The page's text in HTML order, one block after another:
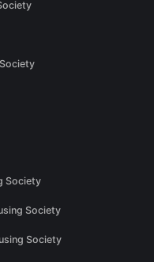
Society
Society
Society